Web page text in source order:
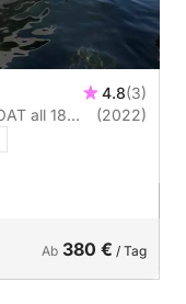
4.8(3)
(2022)
Ab 380 € / Tag